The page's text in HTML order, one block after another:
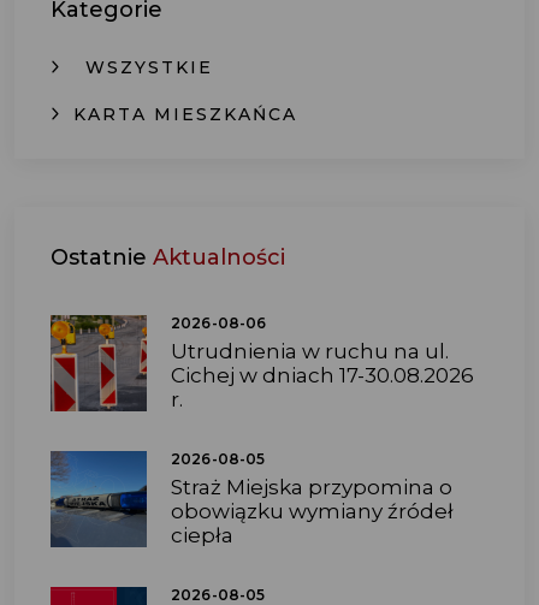
Kategorie
WSZYSTKIE
KARTA MIESZKAŃCA
Ostatnie Aktualności
2026-08-06
Utrudnienia w ruchu na ul.
Cichej w dniach 17-30.08.2026
r.
2026-08-05
Straż Miejska przypomina o
obowiązku wymiany źródeł
ciepła
2026-08-05